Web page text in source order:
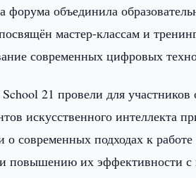
форума объединила
мастер-классам и
современных цифровых
21 провели для
искусственного интеллекта
о современных подходах к
повышению их эффективности